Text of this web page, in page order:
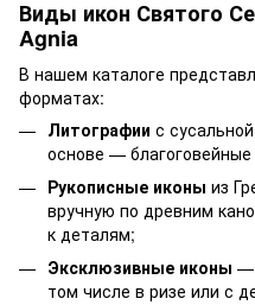
Виды икон Святого
Agnia
В нашем каталоге
форматах:
Литографии с
основе —
Рукописные иконы из
вручную по древним
к деталям;
Эксклюзивные иконы —
том числе в ризе или с